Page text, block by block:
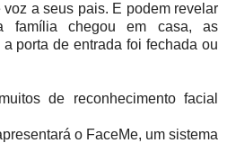
a seus pais. E podem revelar
família chegou em casa, as
porta de entrada foi fechada ou
de reconhecimento facial
o FaceMe, um sistema